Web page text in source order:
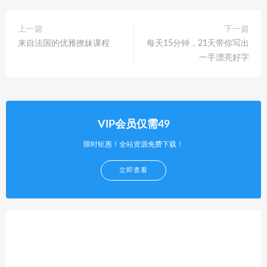
上一篇
来自法国的优雅撩妹课程
下一篇
每天15分钟，21天带你写出
一手漂亮好字
VIP会员仅需49
限时钜惠！全站资源免费下载！
立即查看